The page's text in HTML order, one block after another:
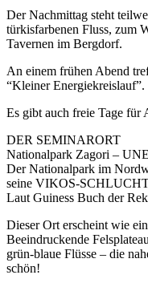
Der Nachmittag steht
türkisfarbenen Fluss, zum
Tavernen im Bergdorf.
An einem frühen Abend
“Kleiner Energiekreislauf”.
Es gibt auch freie Tage für
DER SEMINARORT
Nationalpark Zagori –
Der Nationalpark im
seine VIKOS-
Laut Guiness Buch der
Dieser Ort erscheint wie
Beeindruckende
grün-blaue Flüsse – die
schön!